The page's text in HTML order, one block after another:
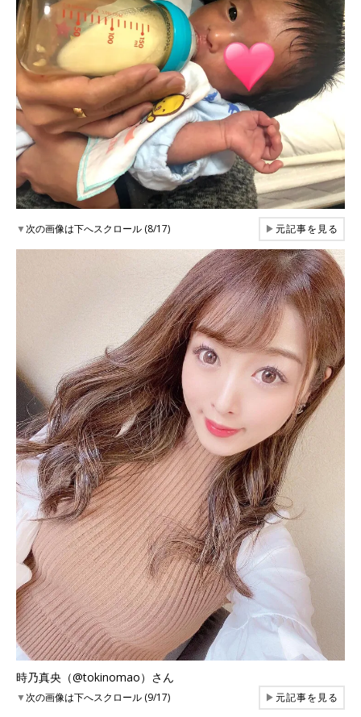
▼次の画像は下へスクロール (8/17) ▶元記事を見る
時乃真央（@tokinomao）さん
▼次の画像は下へスクロール (9/17) ▶元記事を見る